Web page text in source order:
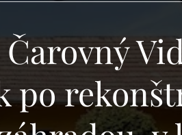
Čarovný
po